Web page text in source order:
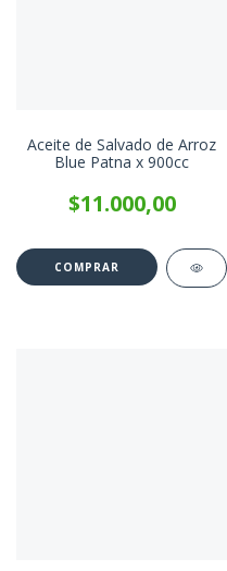
Aceite de Salvado de Arroz
Blue Patna x 900cc
$11.000,00